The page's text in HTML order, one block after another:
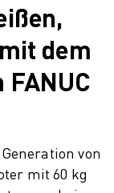
dem
von
mit 60 kg